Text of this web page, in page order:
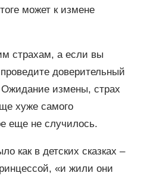
может к измене
страхам, а если вы
доверительный
измены, страх
хуже самого
еще не случилось.
как в детских сказках –
«и жили они